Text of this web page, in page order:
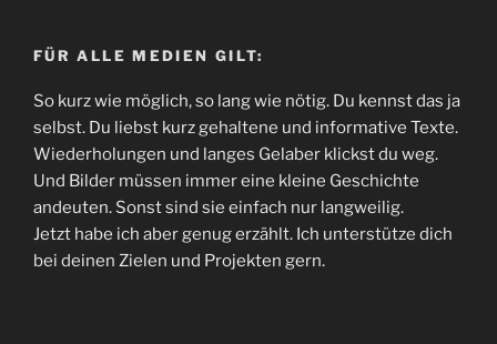
FÜR ALLE MEDIEN GILT:
So kurz wie möglich, so lang wie nötig. Du kennst das ja
selbst. Du liebst kurz gehaltene und informative Texte.
Wiederholungen und langes Gelaber klickst du weg.
Und Bilder müssen immer eine kleine Geschichte
andeuten. Sonst sind sie einfach nur langweilig.
Jetzt habe ich aber genug erzählt. Ich unterstütze dich
bei deinen Zielen und Projekten gern.